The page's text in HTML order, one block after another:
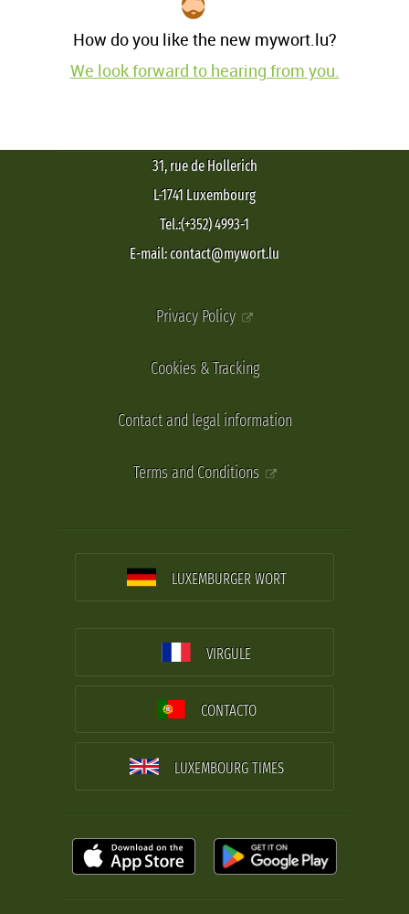
How do you like the new mywort.lu?
We look forward to hearing from you.
31, rue de Hollerich
L-1741 Luxembourg
Tel.:(+352) 4993-1
E-mail: contact@mywort.lu
Privacy Policy
Cookies & Tracking
Contact and legal information
Terms and Conditions
LUXEMBURGER WORT
VIRGULE
CONTACTO
LUXEMBOURG TIMES